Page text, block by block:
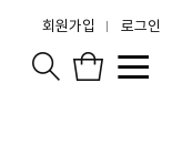
회원가입 로그인